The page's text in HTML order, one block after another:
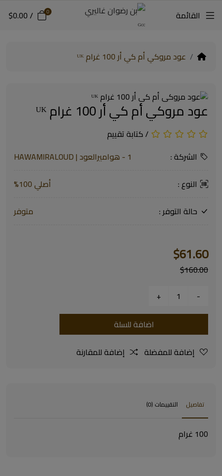
القائمة 0
/
$0.00
عود مروكي أم كي أر 100 غرام ᵁᴷ
عود مروكي أم كي أر 100 غرام ᵁᴷ
/كتابة تقييم
الشركة :
1 - هواميرالعود | HAWAMIRALOUD
النوع :
أصلي 100%
حالة التوفر :
متوفر
$61.60
$160.00
اضافة للسلة
إضافة للمفضلة
إضافة للمقارنة
تفاصيل التقييمات (0)
100 غرام